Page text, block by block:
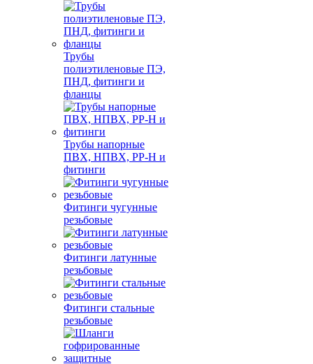
Трубы
полиэтиленовые ПЭ,
ПНД, фитинги и
фланцы
Трубы напорные
ПВХ, НПВХ, PP-H и
фитинги
Фитинги чугунные
резьбовые
Фитинги латунные
резьбовые
Фитинги стальные
резьбовые